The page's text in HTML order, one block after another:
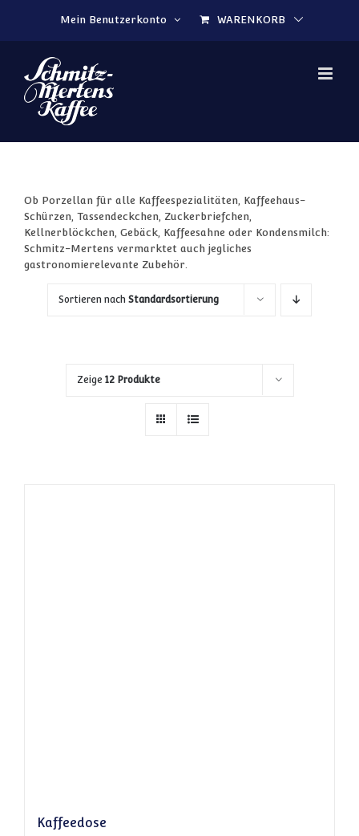
Mein Benutzerkonto
WARENKORB
Ob Porzellan für alle Kaffeespezialitäten, Kaffeehaus-
Schürzen, Tassendeckchen, Zuckerbriefchen,
Kellnerblöckchen, Gebäck, Kaffeesahne oder Kondensmilch:
Schmitz-Mertens vermarktet auch jegliches
gastronomierelevante Zubehör.
Sortieren nach Standardsortierung
Zeige 12 Produkte
Kaffeedose